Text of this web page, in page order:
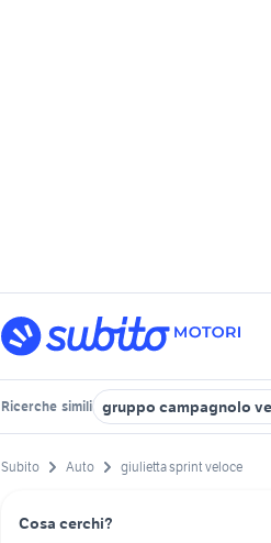
Ricerche simili gruppo campagnolo
Subito Auto giulietta sprint veloce
Cosa cerchi?